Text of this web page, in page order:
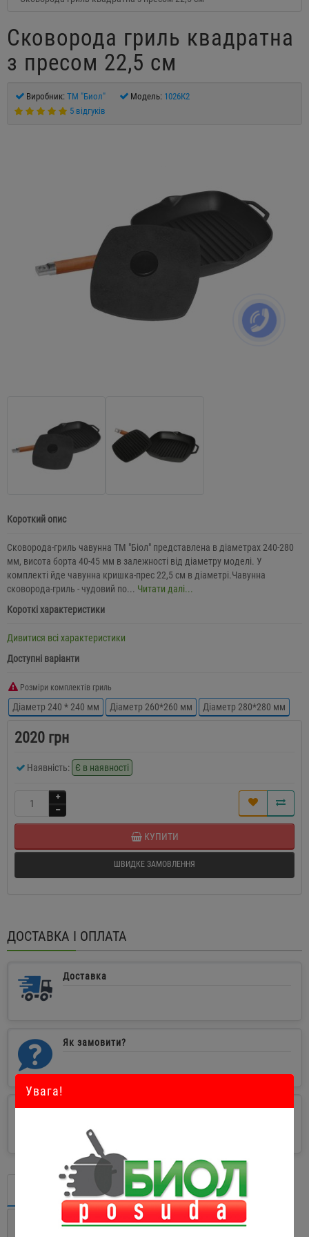
Сковорода гриль квадратна
з пресом 22,5 см
Виробник: ТM "Биол" Модель: 1026К2
5 відгуків
Короткий опис
Сковорода-гриль чавунна ТМ "Біол" представлена ​​в діаметрах 240-280
мм, висота борта 40-45 мм в залежності від діаметру моделі. У
комплекті йде чавунна кришка-прес 22,5 см в діаметрі.Чавунна
сковорода-гриль - чудовий по... Читати далі...
Короткі характеристики
Дивитися всі характеристики
Доступні варіанти
Розміри комплектів гриль
Діаметр 240 * 240 мм Діаметр 260*260 мм Діаметр 280*280 мм
2020 грн
Наявність: Є в наявності
КУПИТИ
ШВИДКЕ ЗАМОВЛЕННЯ
ДОСТАВКА І ОПЛАТА
Доставка
Як замовити?
Оплата
Характеристики Відгуків (5)
Питання - Відповідь (8)
Увага!